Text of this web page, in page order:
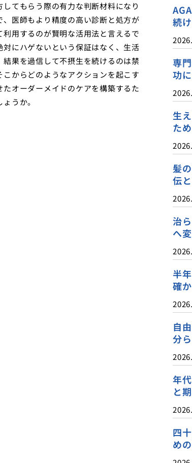
てもらう際の有力な判断材料になり
医師もより精度の高い診断と処方が
用するのが賢明な活用法と言えるで
にハゲないという保証はなく、生活
果を過信して不摂生を続けるのは禁
からどのようなアクションを起こす
オーダーメイドのケアを構築するた
うか。
続
専
功
生
た
髪
伝
治
へ
半
確
自
分
年
と
四
め